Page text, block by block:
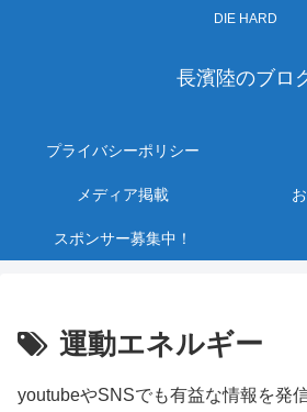
DIE HARD
長濱陸のブロ
プライバシーポリシー
メディア掲載
スポンサー募集中！
運動エネルギー
youtubeやSNSでも有益な情報を発